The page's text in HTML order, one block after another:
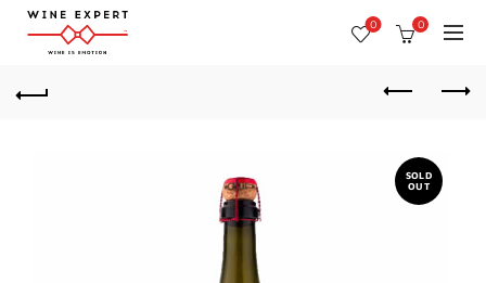
0 0
SOLD
OUT